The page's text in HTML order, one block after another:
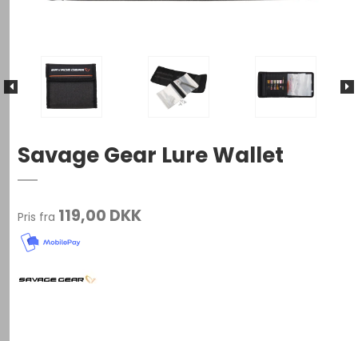
Savage Gear Lure Wallet
Pris fra 119,00 DKK